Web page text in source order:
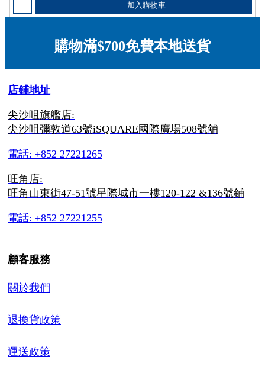
加入購物車
購物滿$700免費本地送貨
店鋪地址
尖沙咀旗艦店:
尖沙咀彌敦道63號iSQUARE國際廣場508號舖
電話: +852 27221265
旺角店:
旺角山東街47-51號星際城市一樓120-122 &136號鋪
電話: +852 27221255
顧客服務
關於我們
退換貨政策
運送政策